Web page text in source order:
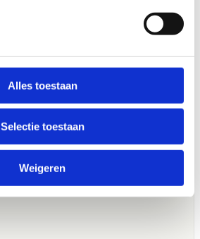
Alles toestaan
Selectie toestaan
Weigeren